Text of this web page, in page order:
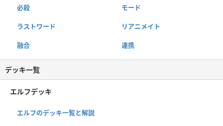
必殺 モード
ラストワード リアニメイト
融合 連携
デッキ一覧
エルフデッキ
エルフのデッキ一覧と解説